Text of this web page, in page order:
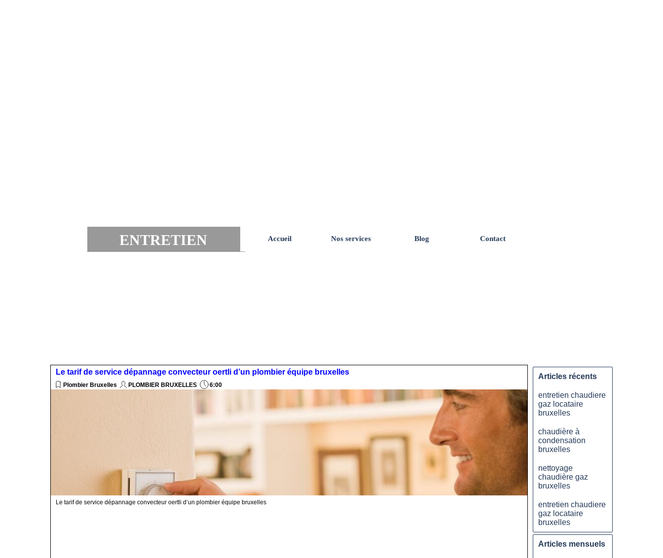
ENTRETIEN
EXPRESS
Accueil Nos services Blog Contact
Le tarif de service dépannage convecteur oertli d’un plombier équipe bruxelles
Plombier Bruxelles PLOMBIER BRUXELLES 6:00
Le tarif de service dépannage convecteur oertli d’un plombier équipe bruxelles
Articles récents
entretien chaudiere
gaz locataire
bruxelles
chaudière à
condensation
bruxelles
nettoyage
chaudière gaz
bruxelles
entretien chaudiere
gaz locataire
bruxelles
Articles mensuels